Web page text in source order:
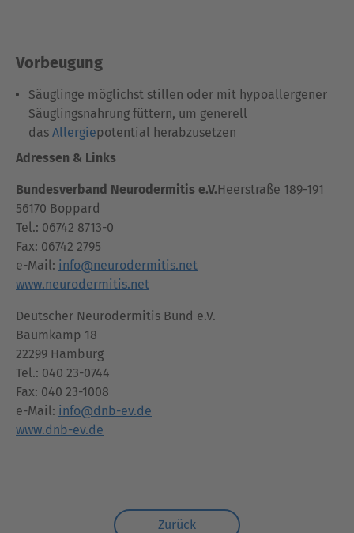
Vorbeugung
Säuglinge möglichst stillen oder mit hypoallergener
Säuglingsnahrung füttern, um generell
das Allergiepotential herabzusetzen
Adressen & Links
Bundesverband Neurodermitis e.V.Heerstraße 189-191
56170 Boppard
Tel.: 06742 8713-0
Fax: 06742 2795
e-Mail: info@neurodermitis.net
www.neurodermitis.net
Deutscher Neurodermitis Bund e.V.
Baumkamp 18
22299 Hamburg
Tel.: 040 23-0744
Fax: 040 23-1008
e-Mail: info@dnb-ev.de
www.dnb-ev.de
Zurück